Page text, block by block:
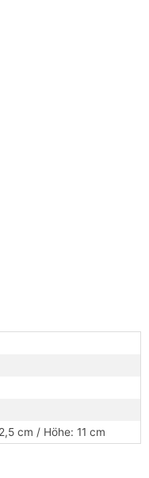
cm / Höhe: 11 cm